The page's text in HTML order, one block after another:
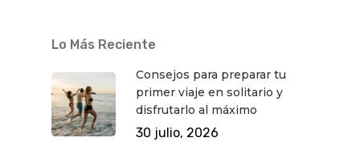
Lo Más Reciente
Consejos para preparar tu
primer viaje en solitario y
disfrutarlo al máximo
30 julio, 2026